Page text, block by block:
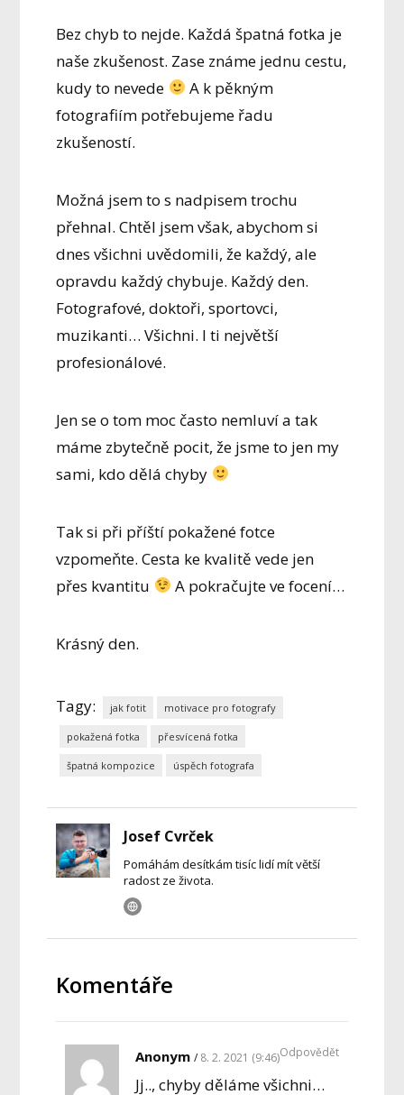
Bez chyb to nejde. Každá špatná fotka je
naše zkušenost. Zase známe jednu cestu,
kudy to nevede
A k pěkným
fotografiím potřebujeme řadu
zkušeností.
Možná jsem to s nadpisem trochu
přehnal. Chtěl jsem však, abychom si
dnes všichni uvědomili, že každý, ale
opravdu každý chybuje. Každý den.
Fotografové, doktoři, sportovci,
muzikanti… Všichni. I ti největší
profesionálové.
Jen se o tom moc často nemluví a tak
máme zbytečně pocit, že jsme to jen my
sami, kdo dělá chyby
Tak si při příští pokažené fotce
vzpomeňte. Cesta ke kvalitě vede jen
přes kvantitu
A pokračujte ve focení…
Krásný den.
Tagy: jak fotit motivace pro fotografy
pokažená fotka přesvícená fotka
špatná kompozice úspěch fotografa
Josef Cvrček
Pomáhám desítkám tisíc lidí mít větší
radost ze života.
Komentáře
Anonym 8. 2. 2021 (9:46)
Jj.., chyby děláme všichni…
Odpovědět